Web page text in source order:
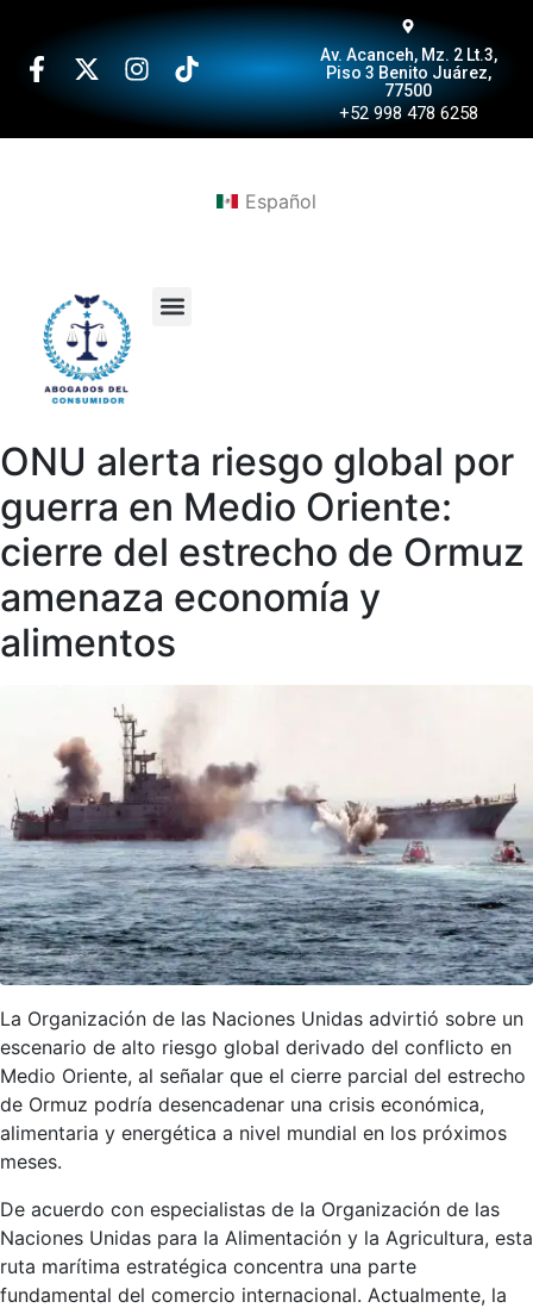
Av. Acanceh, Mz. 2 Lt.3,
Piso 3 Benito Juárez,
77500
+52 998 478 6258
Español
ONU alerta riesgo global por
guerra en Medio Oriente:
cierre del estrecho de Ormuz
amenaza economía y
alimentos
La Organización de las Naciones Unidas advirtió sobre un
escenario de alto riesgo global derivado del conflicto en
Medio Oriente, al señalar que el cierre parcial del estrecho
de Ormuz podría desencadenar una crisis económica,
alimentaria y energética a nivel mundial en los próximos
meses.
De acuerdo con especialistas de la Organización de las
Naciones Unidas para la Alimentación y la Agricultura, esta
ruta marítima estratégica concentra una parte
fundamental del comercio internacional. Actualmente, la